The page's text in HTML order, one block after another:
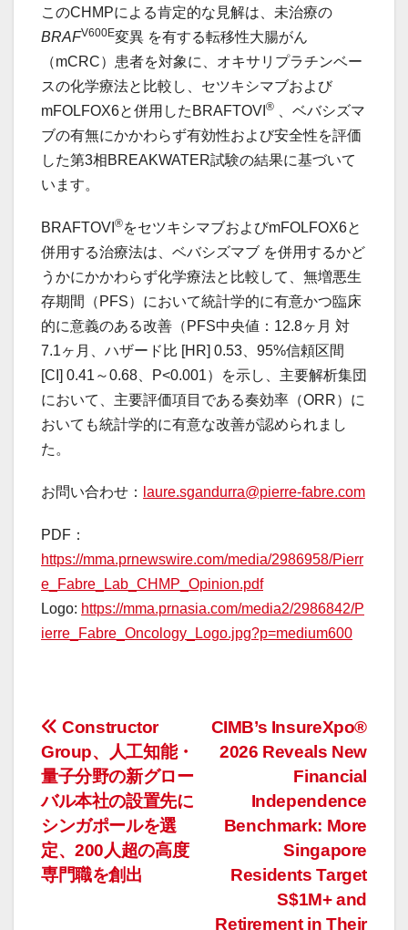
このCHMPによる肯定的な見解は、未治療の
BRAFV600E変異 を有する転移性大腸がん
（mCRC）患者を対象に、オキサリプラチンベー
スの化学療法と比較し、セツキシマブおよび
mFOLFOX6と併用したBRAFTOVI ®
、ベバシズマ
ブの有無にかかわらず有効性および安全性を評価
した第3相BREAKWATER試験の結果に基づいて
います。
BRAFTOVI ®をセツキシマブおよびmFOLFOX6と
併用する治療法は、ベバシズマブ を併用するかど
うかにかかわらず化学療法と比較して、無増悪生
存期間（PFS）において統計学的に有意かつ臨床
的に意義のある改善（PFS中央値：12.8ヶ月 対
7.1ヶ月、ハザード比 [HR] 0.53、95%信頼区間
[CI] 0.41～0.68、P<0.001）を示し、主要解析集団
において、主要評価項目である奏効率（ORR）に
おいても統計学的に有意な改善が認められまし
た。
お問い合わせ： laure.sgandurra@pierre-fabre.com
PDF：
https://mma.prnewswire.com/media/2986958/Pierr
e_Fabre_Lab_CHMP_Opinion.pdf
Logo: https://mma.prnasia.com/media2/2986842/P
ierre_Fabre_Oncology_Logo.jpg?p=medium600
投
稿
ナ
ビ
ゲ
CIMB’s InsureXpo®
2026 Reveals New
Financial
Independence
Benchmark: More
Singapore
Residents Target
S$1M+ and
Retirement in Their
Constructor
Group、人工知能・
量子分野の新グロー
バル本社の設置先に
シンガポールを選
定、200人超の高度
専門職を創出